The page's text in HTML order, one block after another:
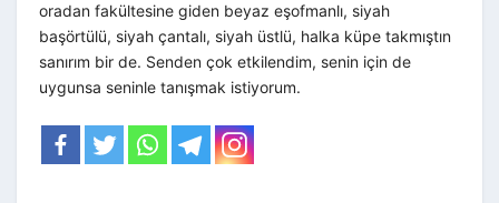
oradan fakültesine giden beyaz eşofmanlı, siyah
başörtülü, siyah çantalı, siyah üstlü, halka küpe takmıştın
sanırım bir de. Senden çok etkilendim, senin için de
uygunsa seninle tanışmak istiyorum.